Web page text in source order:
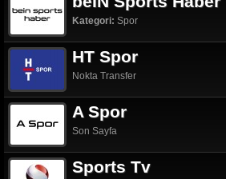
Kategori: Spor
HT Spor
Nokta Transfer
A Spor
Son Sayfa
Sports Tv